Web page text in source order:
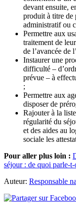
devant ensuite,
produit à titre de
administratif ou
Permettre aux
traitement de
de l’avancée de
Instaurer une
difficulté –
prévue – à
;
Permettre aux
disposer de
Rajouter à la
régularité du
et des aides au
sociale les
Pour aller plus loin :
séjour : de quoi parle-t-
Auteur: Responsable